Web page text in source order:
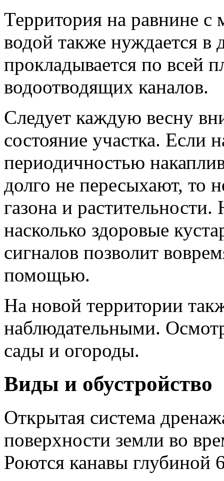
Территория на равнине
водой также нуждается
прокладывается по всей
водоотводящих каналов.
Следует каждую весну
состояние участка. Если
периодичностью
долго не пересыхают, то
газона и
насколько здоровые
сигналов позволит
помощью.
На новой территории
наблюдательными.
сады и огороды.
Виды и обустройство
Открытая система
поверхности земли во
Роются канавы